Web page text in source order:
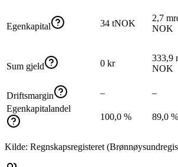
Egenkapital 34 tNOK
2,7
NOK
Sum gjeld 0 kr
333,9
NOK
Driftsmargin – –
Egenkapitalandel
100,0 %
89,0 %
Kilde: Regnskapsregisteret